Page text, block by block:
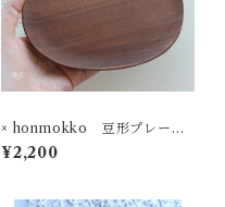
× honmokko 豆形プレート
ウオールナット
¥2,200